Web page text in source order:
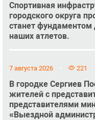
Спортивная
городского округа
станет
наших атлетов.
7 августа 2026 221
В городке Сергиев
жителей с
представителями
«Выездной